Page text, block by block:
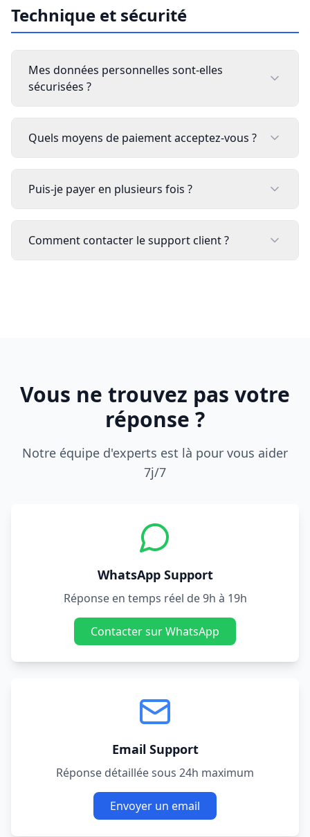
Technique et sécurité
Mes données personnelles sont-elles
sécurisées ?
Quels moyens de paiement acceptez-vous ?
Puis-je payer en plusieurs fois ?
Comment contacter le support client ?
Vous ne trouvez pas votre
réponse ?
Notre équipe d'experts est là pour vous aider
7j/7
WhatsApp Support
Réponse en temps réel de 9h à 19h
Contacter sur WhatsApp
Email Support
Réponse détaillée sous 24h maximum
Envoyer un email